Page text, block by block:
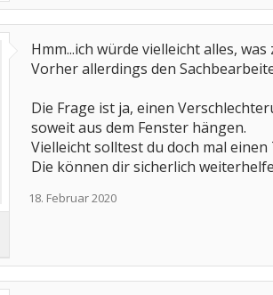
Hmm...ich würde vielleicht alles,
Vorher allerdings den
Die Frage ist ja, einen
soweit aus dem Fenster hängen.
Vielleicht solltest du doch mal
Die können dir sicherlich
18. Februar 2020